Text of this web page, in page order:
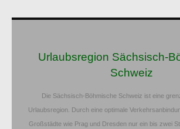
Urlaubsregion Sächsisch-
Schweiz
Die Sächsisch-Böhmische Schweiz ist eine
Urlaubsregion. Durch eine optimale
Großstädte wie Prag und Dresden nur ein bis zwei